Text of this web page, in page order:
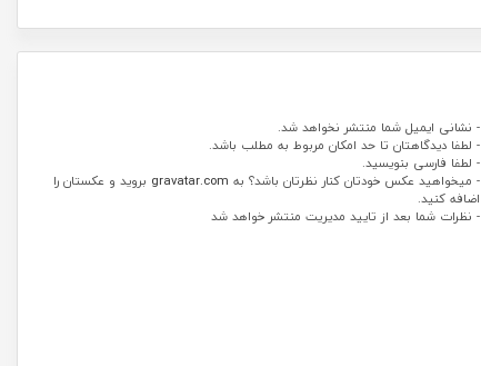
- نشانی ایمیل شما منتشر نخواهد شد.
- لطفا دیدگاهتان تا حد امکان مربوط به مطلب باشد.
- لطفا فارسی بنویسید.
- میخواهید عکس خودتان کنار نظرتان باشد؟ به gravatar.com بروید و عکستان را
اضافه کنید.
- نظرات شما بعد از تایید مدیریت منتشر خواهد شد